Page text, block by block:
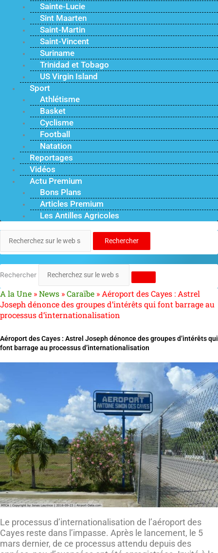
Sainte-Lucie
Sint Maarten
Saint-Martin
Saint-Vincent
Suriname
Trinidad et Tobago
US Virgin Island
Sport
Athlétisme
Basket
Cyclisme
Football
Natation
Reportages
Vidéos
Actu Premium
Bons Plans
Articles Premium
Les Antilles Agricoles
Rechercher
Rechercher
A la Une »News »Caraïbe »Aéroport des Cayes : Astrel
Joseph dénonce des groupes d’intérêts qui font barrage au
processus d’internationalisation
Aéroport des Cayes : Astrel Joseph dénonce des groupes d’intérêts qui
font barrage au processus d’internationalisation
Le processus d’internationalisation de l’aéroport des
Cayes reste dans l’impasse. Après le lancement, le 5
mars dernier, de ce processus attendu depuis des